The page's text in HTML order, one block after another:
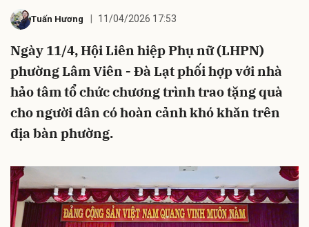
Tuấn Hương 11/04/2026 17:53
Ngày 11/4, Hội Liên hiệp Phụ nữ (LHPN)
phường Lâm Viên - Đà Lạt phối hợp với nhà
hảo tâm tổ chức chương trình trao tặng quà
cho người dân có hoàn cảnh khó khăn trên
địa bàn phường.
Hủy